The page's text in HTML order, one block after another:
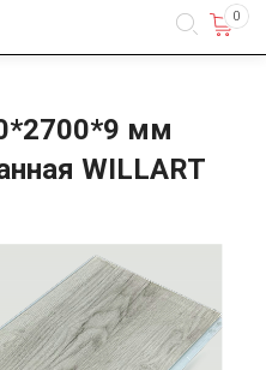
0
мм
WILLART